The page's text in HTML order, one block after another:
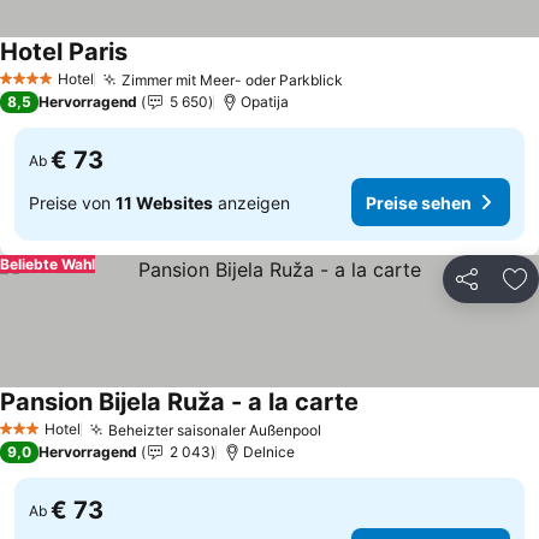
4 Sterne Hotel Zimmer mit Meer- oder Parkblick
Hotel Paris
8,5 Hervorragend 5 650 Opatija
Ab € 73
Preise von 11 Websites anzeigen Preise sehen
Teilen
Beliebte Wahl
3 SterneHotel Beheizter saisonaler Außenpool
Pansion Bijela Ruža - a la carte
9,0 Hervorragend 2 043 Delnice
Ab € 73